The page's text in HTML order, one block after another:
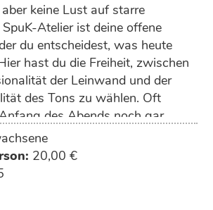
keine Lust auf starre
Atelier ist deine offene
du entscheidest, was heute
hast du die Freiheit, zwischen
der Leinwand und der
des Tons zu wählen. Oft
des Abends noch gar
der Sinn steht. Im SpuK-Atelier
vorab festlegen. Wir bieten dir
und ­ falls gewünscht
20,00 €